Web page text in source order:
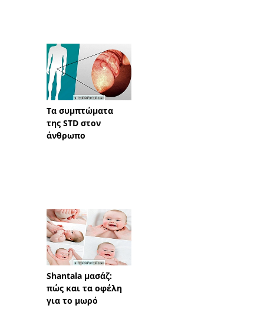
Τα συμπτώματα
της STD στον
άνθρωπο
Shantala μασάζ:
πώς και τα οφέλη
για το μωρό